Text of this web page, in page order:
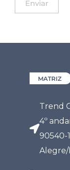
MATRIZ
Trend
4º
90540-
Alegre/